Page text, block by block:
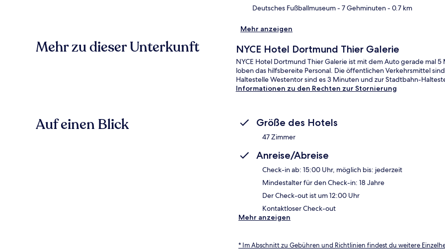
Deutsches Fußballmuseum- 7 Gehminuten- 0.7 km
Mehr anzeigen
Mehr zu dieser Unterkunft NYCE Hotel Dortmund Thier Galerie
NYCE Hotel Dortmund Thier Galerie ist mit dem Auto gerade mal
loben das hilfsbereite Personal. Die öffentlichen Verkehrsmittel
Haltestelle Westentor sind es 3 Minuten und zur Stadtbahn-
Informationen zu den Rechten zur Stornierung
Auf einen Blick Größe des Hotels
47 Zimmer
Anreise/Abreise
Check-in ab: 15:00 Uhr, möglich bis: jederzeit
Mindestalter für den Check-in: 18 Jahre
Der Check-out ist um 12:00 Uhr
Kontaktloser Check-out
Mehr anzeigen
* Im Abschnitt zu Gebühren und Richtlinien findest du weitere